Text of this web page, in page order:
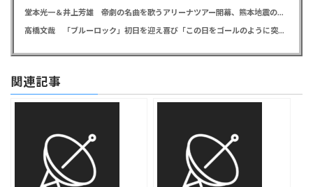
堂本光一＆井上芳雄 帝劇の名曲を歌うアリーナツアー開幕、熊本地震の募金箱も設置「ステージから元気を届けられる形になれば」
高橋文哉 「ブルーロック」初日を迎え喜び「この日をゴールのように突っ走ってきた」
関連記事